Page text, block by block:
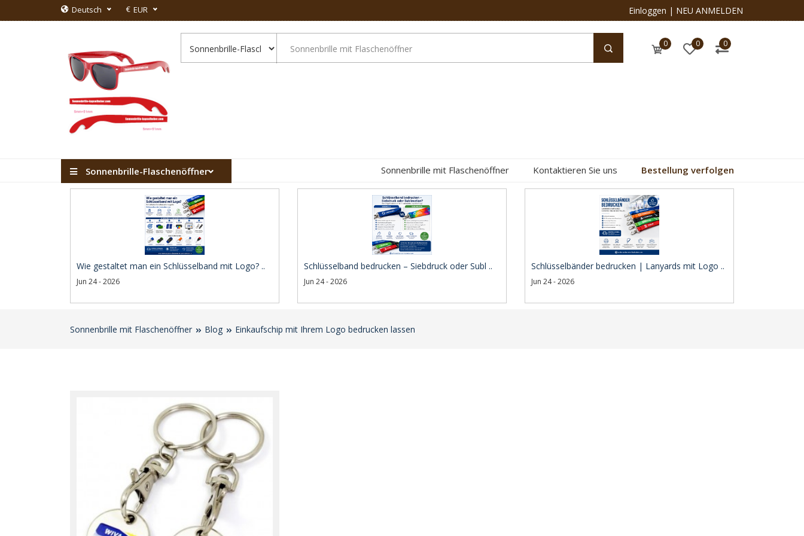
Deutsch € EUR Einloggen | NEU ANMELDEN
0 0 0
Sonnenbrille-Flaschenöffner Sonnenbrille mit Flaschenöffner Kontaktieren Sie uns Bestellung verfolgen
Wie gestaltet man ein Schlüsselband mit Logo? ..
Jun 24 - 2026
Schlüsselband bedrucken – Siebdruck oder Subl ..
Jun 24 - 2026
Schlüsselbänder bedrucken | Lanyards mit Logo ..
Jun 24 - 2026
Sonnenbrille mit Flaschenöffner Blog Einkaufschip mit Ihrem Logo bedrucken lassen